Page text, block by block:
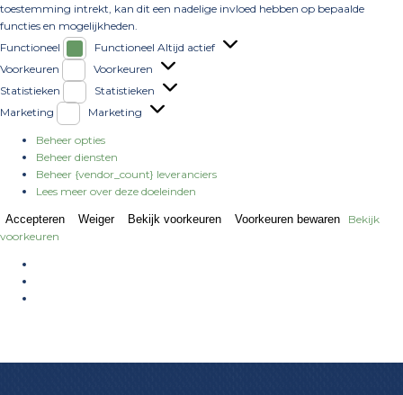
toestemming intrekt, kan dit een nadelige invloed hebben op bepaalde
functies en mogelijkheden.
Functioneel
Functioneel Altijd actief
Voorkeuren
Voorkeuren
Statistieken
Statistieken
Marketing
Marketing
Beheer opties
Beheer diensten
Beheer {vendor_count} leveranciers
Lees meer over deze doeleinden
Accepteren Weiger Bekijk voorkeuren Voorkeuren bewaren
Bekijk
voorkeuren